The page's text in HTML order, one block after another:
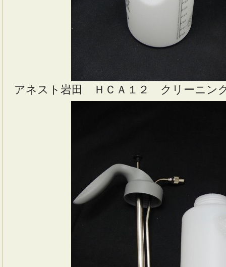
アネスト岩田 ＨＣＡ１２ クリーニン